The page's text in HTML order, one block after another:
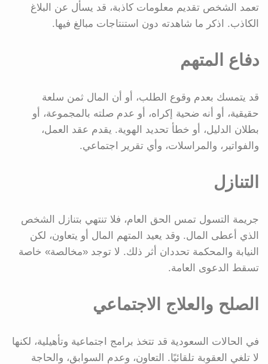
تعمد الشخص تقديم معلومات كاذبة، قد يسأل عن البلاغ
الكاذب. اذكر ما شاهدته دون استنتاجات مبالغ فيها.
دفاع المتهم
قد يتمسك بعدم وقوع الطلب، أو أن المال ثمن سلعة
حقيقية، أو أنه ضحية إكراه، أو عدم صلته بالمجموعة، أو
بطلان الدليل، أو خطأ تحديد الهوية. يقدم عقد العمل،
والفواتير، والمراسلات، وأي تقرير اجتماعي.
التنازل
جريمة التسول تمس الحق العام، فلا تنتهي بتنازل الشخص
الذي أعطى المال. وقد يعيد المتهم المال أو يتعاون، لكن
النيابة والمحكمة تحددان أثر ذلك. لا توجد «مخالصة» خاصة
تسقط الدعوى العامة.
الصلح والعلاج الاجتماعي
في الحالات السعودية قد تتخذ برامج اجتماعية وتأهيلية، لكنها
لا تلغي العقوبة تلقائيًا. التعاون، وعدم السوابق، والحاجة